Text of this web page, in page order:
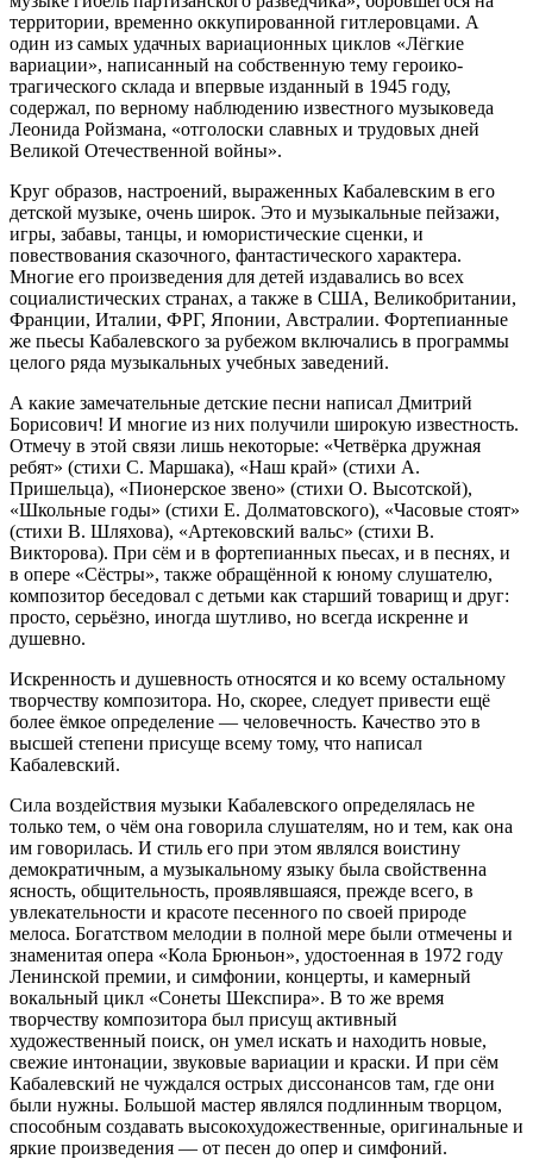
территории, временно оккупированной гитлеровцами. А
один из самых удачных вариационных циклов «Лёгкие
вариации», написанный на собственную тему героико-
трагического склада и впервые изданный в 1945 году,
содержал, по верному наблюдению известного музыковеда
Леонида Ройзмана, «отголоски славных и трудовых дней
Великой Отечественной войны».
Круг образов, настроений, выраженных Кабалевским в его
детской музыке, очень широк. Это и музыкальные пейзажи,
игры, забавы, танцы, и юмористические сценки, и
повествования сказочного, фантастического характера.
Многие его произведения для детей издавались во всех
социалистических странах, а также в США, Великобритании,
Франции, Италии, ФРГ, Японии, Австралии. Фортепианные
же пьесы Кабалевского за рубежом включались в программы
целого ряда музыкальных учебных заведений.
А какие замечательные детские песни написал Дмитрий
Борисович! И многие из них получили широкую известность.
Отмечу в этой связи лишь некоторые: «Четвёрка дружная
ребят» (стихи С. Маршака), «Наш край» (стихи А.
Пришельца), «Пионерское звено» (стихи О. Высотской),
«Школьные годы» (стихи Е. Долматовского), «Часовые стоят»
(стихи В. Шляхова), «Артековский вальс» (стихи В.
Викторова). При сём и в фортепианных пьесах, и в песнях, и
в опере «Сёстры», также обращённой к юному слушателю,
композитор беседовал с детьми как старший товарищ и друг:
просто, серьёзно, иногда шутливо, но всегда искренне и
душевно.
Искренность и душевность относятся и ко всему остальному
творчеству композитора. Но, скорее, следует привести ещё
более ёмкое определение — человечность. Качество это в
высшей степени присуще всему тому, что написал
Кабалевский.
Сила воздействия музыки Кабалевского определялась не
только тем, о чём она говорила слушателям, но и тем, как она
им говорилась. И стиль его при этом являлся воистину
демократичным, а музыкальному языку была свойственна
ясность, общительность, проявлявшаяся, прежде всего, в
увлекательности и красоте песенного по своей природе
мелоса. Богатством мелодии в полной мере были отмечены и
знаменитая опера «Кола Брюньон», удостоенная в 1972 году
Ленинской премии, и симфонии, концерты, и камерный
вокальный цикл «Сонеты Шекспира». В то же время
творчеству композитора был присущ активный
художественный поиск, он умел искать и находить новые,
свежие интонации, звуковые вариации и краски. И при сём
Кабалевский не чуждался острых диссонансов там, где они
были нужны. Большой мастер являлся подлинным творцом,
способным создавать высокохудожественные, оригинальные и
яркие произведения — от песен до опер и симфоний.